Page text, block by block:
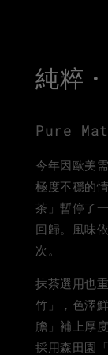
純粹
Pure
今年因歐美
極度不穩的
茶」暫停了
回歸。風味
次。
抹茶選用也
竹」，色澤
膽」補上厚
採用森田園